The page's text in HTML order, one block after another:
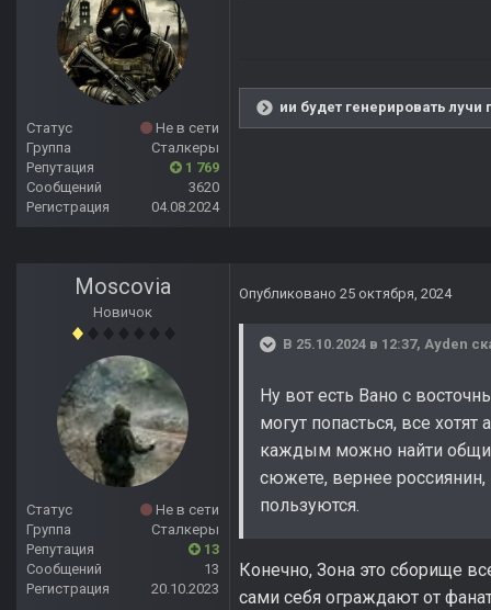
Статус
Не в сети
Группа
Сталкеры
Репутация
1 769
Сообщений
3620
Регистрация
04.08.2024
ии будет генерировать
Moscovia
Новичок
Статус
Не в сети
Группа
Сталкеры
Репутация
13
Сообщений
13
Регистрация
20.10.2023
Опубликовано 25 октября, 2024
В 25.10.2024 в 12:37, Ayden
Ну вот есть Вано с
могут попасться, все
каждым можно найти
сюжете, вернее
пользуются.
Конечно, Зона это сборище
сами себя ограждают от